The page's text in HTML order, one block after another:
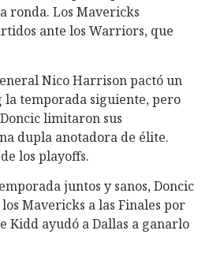
ronda. Los Mavericks
ante los Warriors, que
Nico Harrison pactó un
temporada siguiente, pero
limitaron sus
dupla anotadora de élite.
los playoffs.
juntos y sanos, Doncic
Mavericks a las Finales por
Kidd ayudó a Dallas a ganarlo